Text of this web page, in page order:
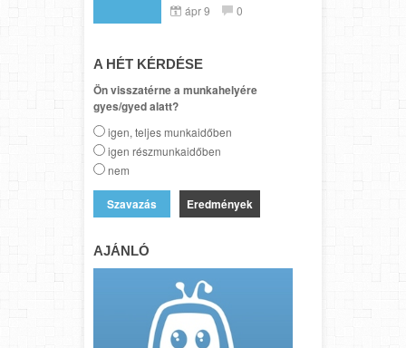
ápr 9 0
A HÉT KÉRDÉSE
Ön visszatérne a munkahelyére
gyes/gyed alatt?
igen, teljes munkaidőben
igen részmunkaidőben
nem
Eredmények
AJÁNLÓ